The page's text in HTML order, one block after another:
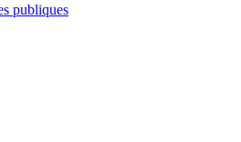
publiques